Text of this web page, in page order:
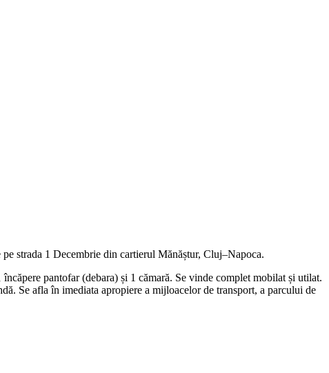
strada 1 Decembrie din cartierul Mănăștur, Cluj–Napoca.
pantofar (debara) și 1 cămară. Se vinde complet mobilat și utilat.
Se afla în imediata apropiere a mijloacelor de transport, a parcului de